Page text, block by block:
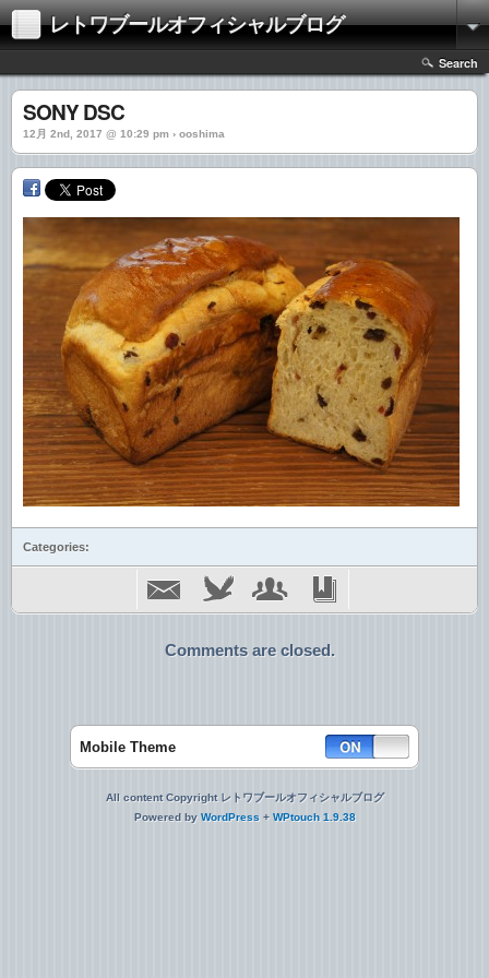
レトワブールオフィシャルブログ
Search
SONY DSC
12月 2nd, 2017 @ 10:29 pm › ooshima
Categories:
Comments are closed.
Mobile Theme
All content Copyright レトワブールオフィシャルブログ
Powered by WordPress + WPtouch 1.9.38